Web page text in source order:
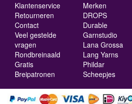
Klantenservice
Retourneren
Contact
Veel gestelde
vragen
Rondbreinaald
Gratis
Breipatronen
Merken
DROPS
Durable
Garnstudio
Lana Grossa
Lang Yarns
Phildar
Scheepjes